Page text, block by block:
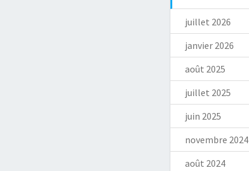
juillet 2026
janvier 2026
août 2025
juillet 2025
juin 2025
novembre 2024
août 2024